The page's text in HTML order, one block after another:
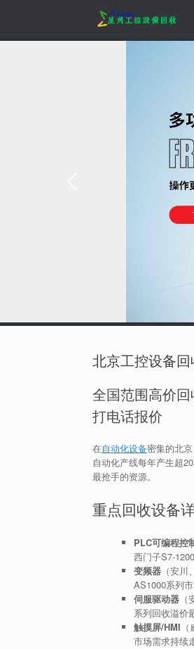
北京工控设备
全国范围高价
打电话报价
在自动化设备密集的北
自动化产线每年产生超
最抢手的资源。
重点回收设备
PLC可编程控
西门子S7-
变频器（安川
AS1000系列市
伺服驱动器（
系列回收溢价
触摸屏/HMI
市场需求持续